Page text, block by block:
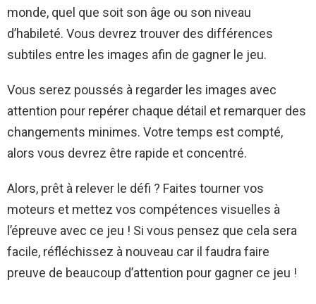
monde, quel que soit son âge ou son niveau
d’habileté. Vous devrez trouver des différences
subtiles entre les images afin de gagner le jeu.
Vous serez poussés à regarder les images avec
attention pour repérer chaque détail et remarquer des
changements minimes. Votre temps est compté,
alors vous devrez être rapide et concentré.
Alors, prêt à relever le défi ? Faites tourner vos
moteurs et mettez vos compétences visuelles à
l’épreuve avec ce jeu ! Si vous pensez que cela sera
facile, réfléchissez à nouveau car il faudra faire
preuve de beaucoup d’attention pour gagner ce jeu !